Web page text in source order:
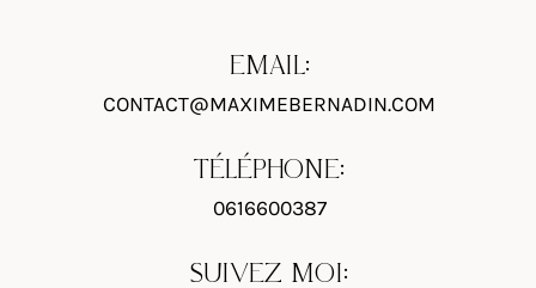
EMAIL:
CONTACT@MAXIMEBERNADIN.COM
TÉLÉPHONE:
0616600387
SUIVEZ MOI: